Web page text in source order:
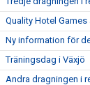
Quality Hotel
Ny information för
Träningsdag i Växjö
Andra dragningen i